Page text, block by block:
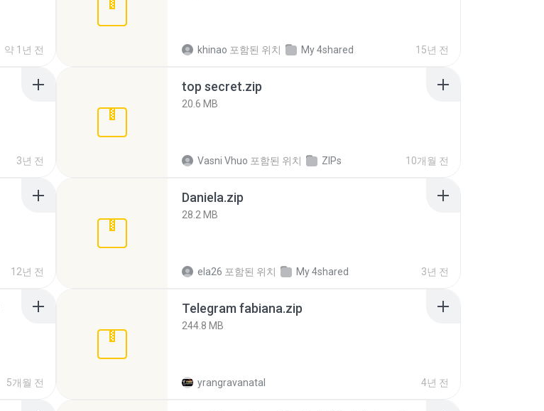
약 1년 전 khinao 포함된 위치 My 4shared 15년 전
3년 전
top secret.zip
20.6 MB
Vasni Vhuo 포함된 위치 ZIPs 10개월 전
12년 전
Daniela.zip
28.2 MB
ela26 포함된 위치 My 4shared 3년 전
5개월 전
Telegram fabiana.zip
244.8 MB
yrangravanatal 4년 전